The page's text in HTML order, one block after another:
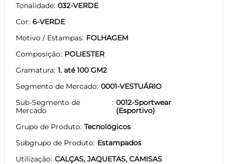
Tonalidade 032-VERDE
Cor 6-VERDE
Motivo / Estampas FOLHAGEM
Composição POLIESTER
Gramatura 1. até 100 GM2
Segmento de Mercado 0001-VESTUÁRIO
Sub-Segmento de
Mercado
0012-Sportwear
(Esportivo)
Grupo de Produto Tecnológicos
Subgrupo de Produto Estampados
Utilização CALÇAS, JAQUETAS, CAMISAS